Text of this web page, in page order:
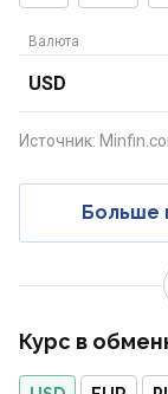
Валюта
USD
Больше
Источник:
Курс в